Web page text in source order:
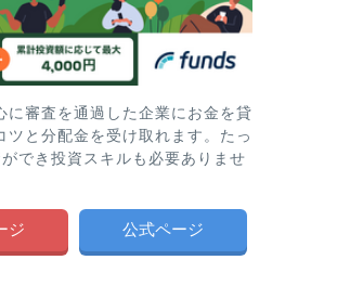
に審査を通過した企業にお金を貸
ツと分配金を受け取れます。たっ
でき投資スキルも必要ありませ
ジ 公式ページ